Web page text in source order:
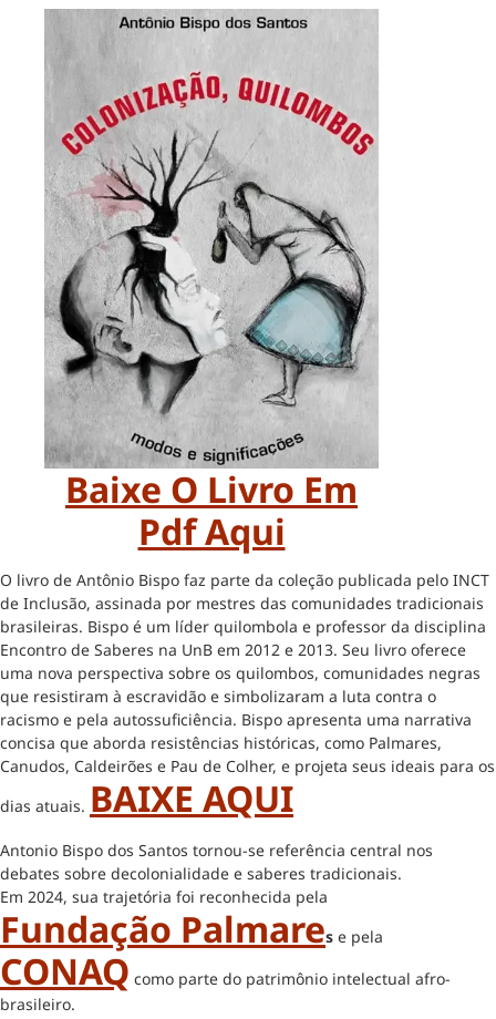
Baixe O Livro Em
Pdf Aqui
O livro de Antônio Bispo faz parte da coleção publicada pelo INCT
de Inclusão, assinada por mestres das comunidades tradicionais
brasileiras. Bispo é um líder quilombola e professor da disciplina
Encontro de Saberes na UnB em 2012 e 2013. Seu livro oferece
uma nova perspectiva sobre os quilombos, comunidades negras
que resistiram à escravidão e simbolizaram a luta contra o
racismo e pela autossuficiência. Bispo apresenta uma narrativa
concisa que aborda resistências históricas, como Palmares,
Canudos, Caldeirões e Pau de Colher, e projeta seus ideais para os
dias atuais. BAIXE AQUI
Antonio Bispo dos Santos tornou-se referência central nos
debates sobre decolonialidade e saberes tradicionais.
Em 2024, sua trajetória foi reconhecida pela
Fundação Palmares e pela
CONAQ como parte do patrimônio intelectual afro-
brasileiro.